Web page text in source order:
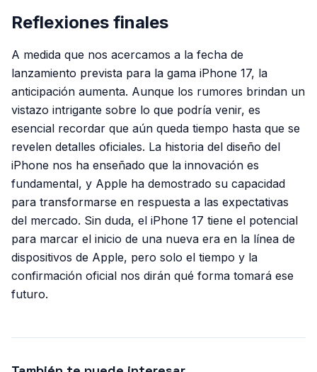
Reflexiones finales
A medida que nos acercamos a la fecha de
lanzamiento prevista para la gama iPhone 17, la
anticipación aumenta. Aunque los rumores brindan un
vistazo intrigante sobre lo que podría venir, es
esencial recordar que aún queda tiempo hasta que se
revelen detalles oficiales. La historia del diseño del
iPhone nos ha enseñado que la innovación es
fundamental, y Apple ha demostrado su capacidad
para transformarse en respuesta a las expectativas
del mercado. Sin duda, el iPhone 17 tiene el potencial
para marcar el inicio de una nueva era en la línea de
dispositivos de Apple, pero solo el tiempo y la
confirmación oficial nos dirán qué forma tomará ese
futuro.